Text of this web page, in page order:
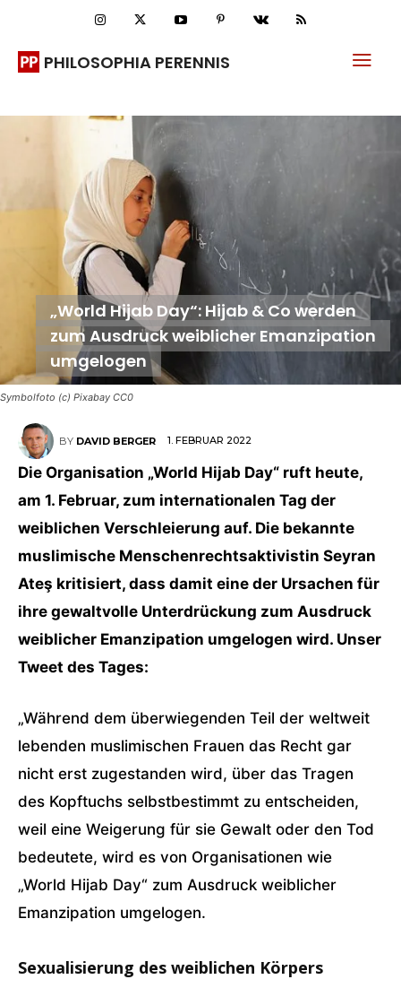
PHILOSOPHIA PERENNIS
Symbolfoto (c) Pixabay CC0
„World Hijab Day“: Hijab & Co werden
zum Ausdruck weiblicher Emanzipation
umgelogen
BY DAVID BERGER 1. FEBRUAR 2022
Die Organisation „World Hijab Day“ ruft heute,
am 1. Februar, zum internationalen Tag der
weiblichen Verschleierung auf. Die bekannte
muslimische Menschenrechtsaktivistin Seyran
Ateş kritisiert, dass damit eine der Ursachen für
ihre gewaltvolle Unterdrückung zum Ausdruck
weiblicher Emanzipation umgelogen wird. Unser
Tweet des Tages:
„Während dem überwiegenden Teil der weltweit
lebenden muslimischen Frauen das Recht gar
nicht erst zugestanden wird, über das Tragen
des Kopftuchs selbstbestimmt zu entscheiden,
weil eine Weigerung für sie Gewalt oder den Tod
bedeutete, wird es von Organisationen wie
„World Hijab Day“ zum Ausdruck weiblicher
Emanzipation umgelogen.
Sexualisierung des weiblichen Körpers